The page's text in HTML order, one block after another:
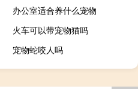
办公室适合养什么宠物
火车可以带宠物猫吗
宠物蛇咬人吗